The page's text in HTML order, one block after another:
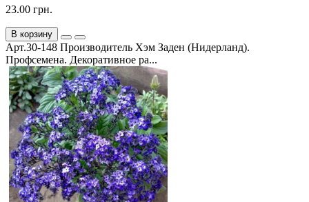
23.00 грн.
В корзину
Арт.30-148 Производитель Хэм Заден (Нидерланд).
Профсемена. Декоративное ра...